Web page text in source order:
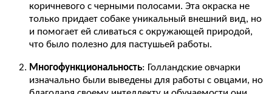
коричневого с черными полосами. Эта окраска не
только придает собаке уникальный внешний вид, но
и помогает ей сливаться с окружающей природой,
что было полезно для пастушьей работы.
Многофункциональность: Голландские овчарки
изначально были выведены для работы с овцами, но